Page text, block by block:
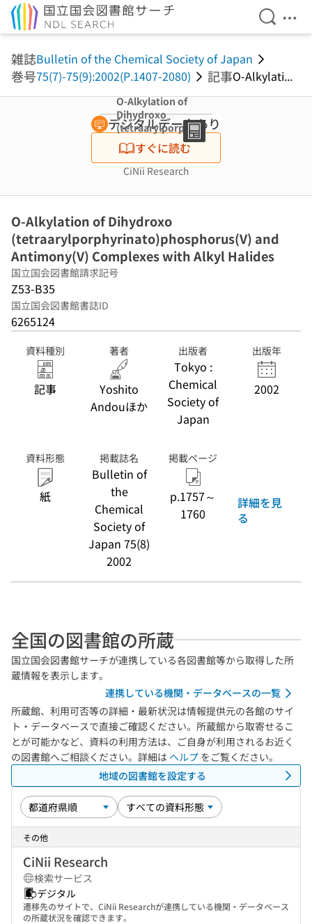
検索を
メ
雑誌Bulletin of the Chemical Society of Japan
巻号75(7)-75(9):2002(P.1407-2080) 記事O-Alkylati...
O-Alkylation of
Dihydroxo
(tetraarylporph
yrinato)phosph
orus(V) and
Antimony(V)
Complexes with
Alkyl Halides
デジタルデータあり
すぐに読む
CiNii Research
O-Alkylation of Dihydroxo
(tetraarylporphyrinato)phosphorus(V) and
Antimony(V) Complexes with Alkyl Halides
国立国会図書館請求記号
Z53-B35
国立国会図書館書誌ID
6265124
資料種別
記事
著者
Yoshito
Andouほか
出版者
Tokyo :
Chemical
Society of
Japan
出版年
2002
資料形態
紙
掲載誌名
Bulletin of
the
Chemical
Society of
Japan 75(8)
2002
掲載ページ
p.1757～
1760
詳細を見
る
全国の図書館の所蔵
国立国会図書館サーチが連携している各図書館等から取得した所
蔵情報を表示します。
連携している機関・データベースの一覧
所蔵館、利用可否等の詳細・最新状況は情報提供元の各館のサイ
ト・データベースで直接ご確認ください。所蔵館から取寄せるこ
とが可能かなど、資料の利用方法は、ご自身が利用されるお近く
の図書館へご相談ください。詳細は ヘルプ をご覧ください。
地域の図書館を設定する
その他
CiNii Research
検索サービス
デジタル
遷移先のサイトで、CiNii Researchが連携している機関・データベース
の所蔵状況を確認できます。